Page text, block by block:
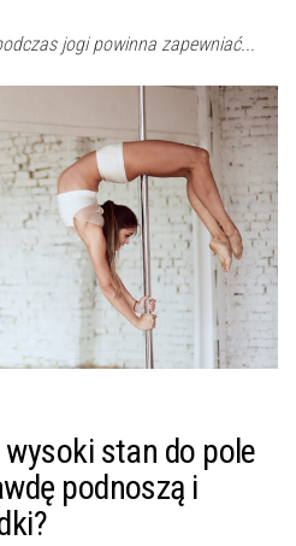
jogi powinna zapewniać...
stan do pole
podnoszą i